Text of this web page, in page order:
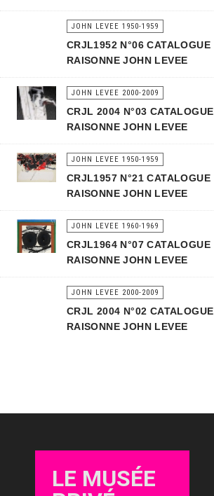
JOHN LEVEE 1950-1959
CRJL1952 N°06 CATALOGUE
RAISONNE JOHN LEVEE
JOHN LEVEE 2000-2009
CRJL 2004 N°03 CATALOGUE
RAISONNE JOHN LEVEE
JOHN LEVEE 1950-1959
CRJL1957 N°21 CATALOGUE
RAISONNE JOHN LEVEE
JOHN LEVEE 1960-1969
CRJL1964 N°07 CATALOGUE
RAISONNE JOHN LEVEE
JOHN LEVEE 2000-2009
CRJL 2004 N°02 CATALOGUE
RAISONNE JOHN LEVEE
LE MUSÉE